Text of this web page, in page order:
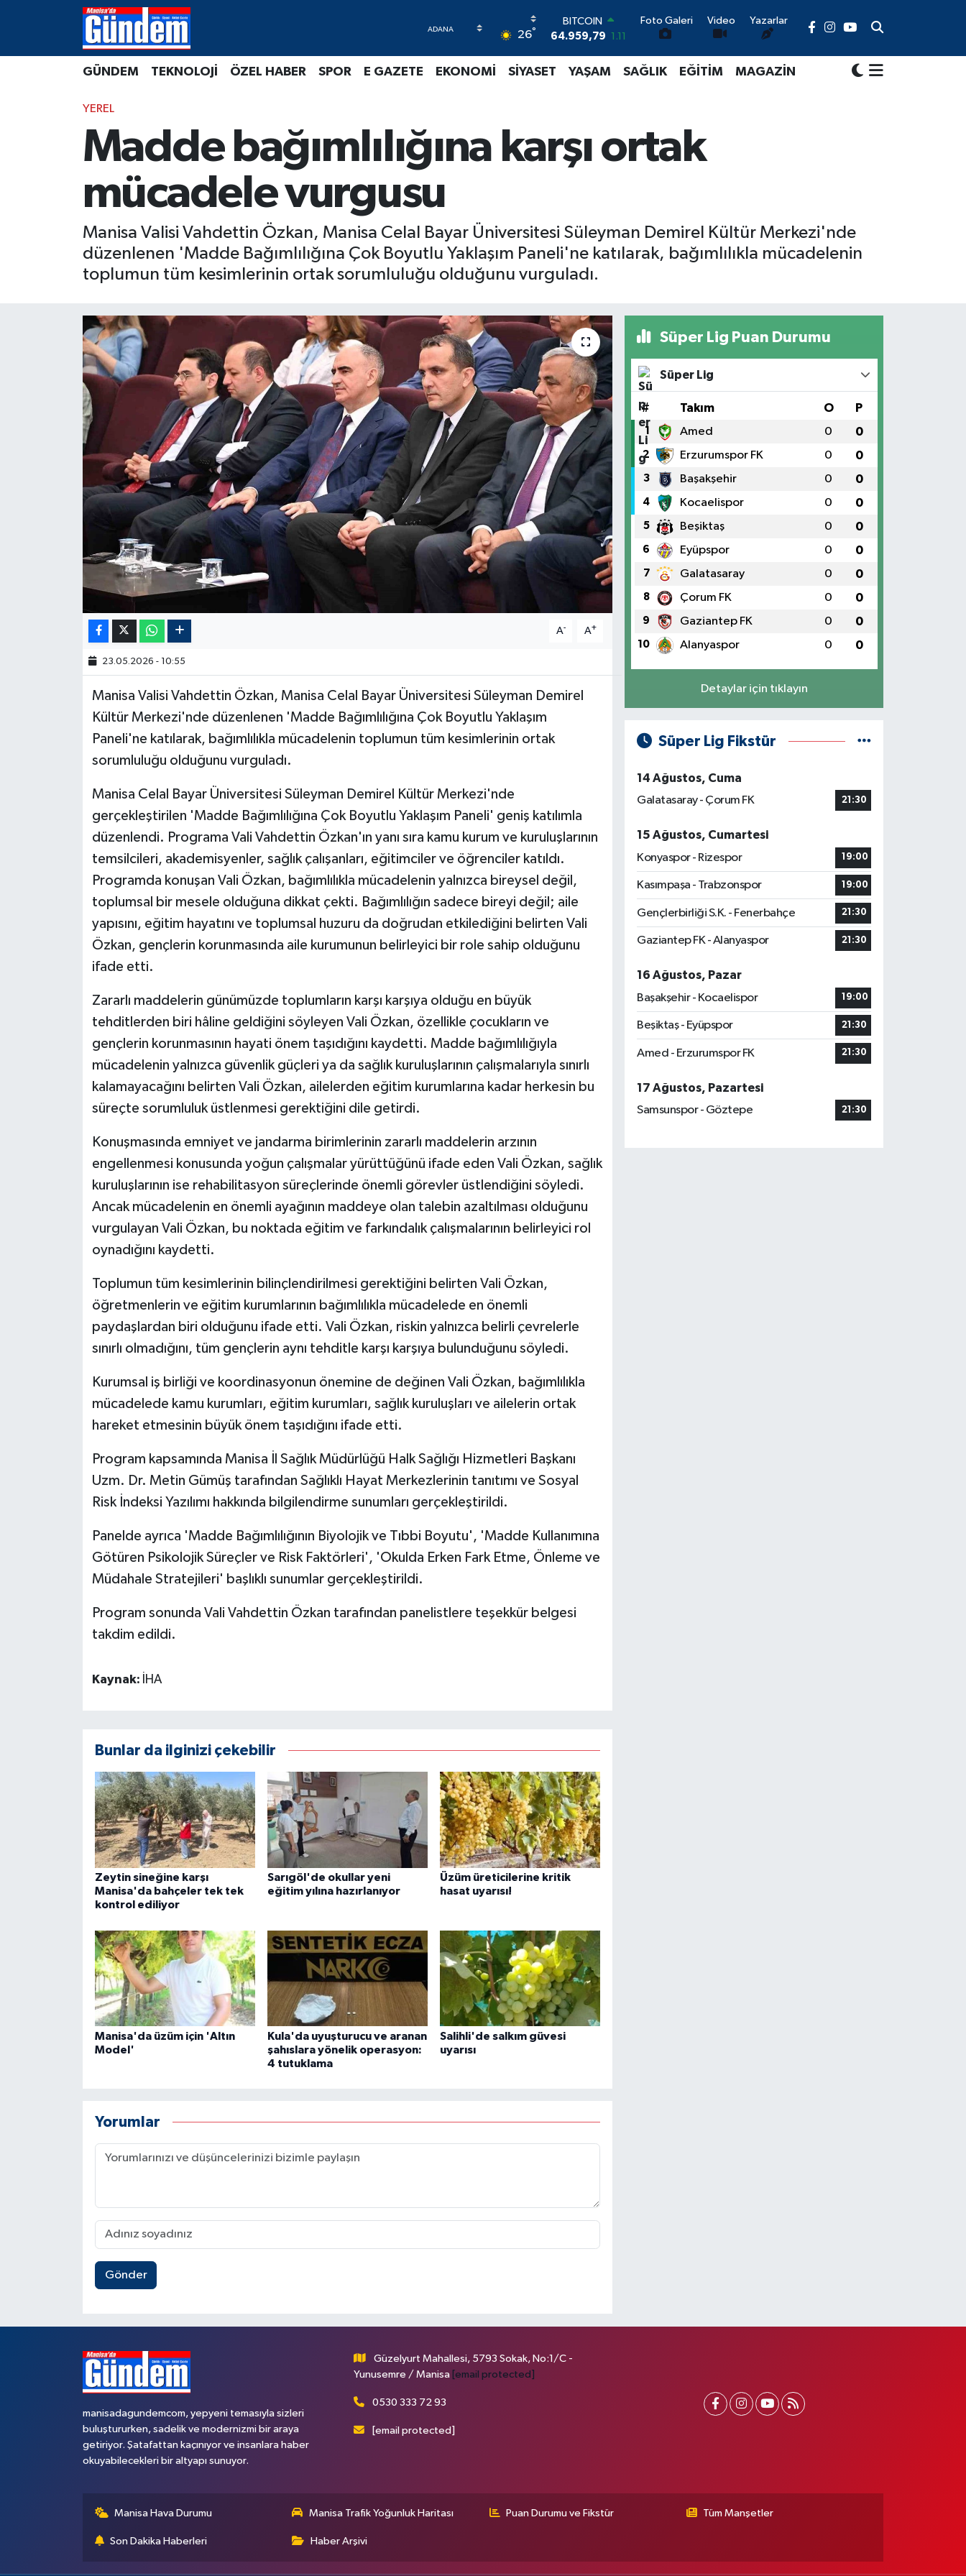
26°
DOLAR
47,7436 0.18
55,2510 0.32
BİST100
13.779
-14
Foto Galeri Video Yazarlar
GÜNDEM TEKNOLOJİ ÖZEL HABER SPOR E GAZETE EKONOMİ SİYASET YAŞAM SAĞLIK EĞİTİM MAGAZİN
YEREL
Madde bağımlılığına karşı ortak
mücadele vurgusu
Manisa Valisi Vahdettin Özkan, Manisa Celal Bayar Üniversitesi Süleyman Demirel Kültür Merkezi'nde
düzenlenen 'Madde Bağımlılığına Çok Boyutlu Yaklaşım Paneli'ne katılarak, bağımlılıkla mücadelenin
toplumun tüm kesimlerinin ortak sorumluluğu olduğunu vurguladı.
A- A+
23.05.2026 - 10:55
Manisa Valisi Vahdettin Özkan, Manisa Celal Bayar Üniversitesi Süleyman Demirel
Kültür Merkezi'nde düzenlenen 'Madde Bağımlılığına Çok Boyutlu Yaklaşım
Paneli'ne katılarak, bağımlılıkla mücadelenin toplumun tüm kesimlerinin ortak
sorumluluğu olduğunu vurguladı.
Manisa Celal Bayar Üniversitesi Süleyman Demirel Kültür Merkezi'nde
gerçekleştirilen 'Madde Bağımlılığına Çok Boyutlu Yaklaşım Paneli' geniş katılımla
düzenlendi. Programa Vali Vahdettin Özkan'ın yanı sıra kamu kurum ve kuruluşlarının
temsilcileri, akademisyenler, sağlık çalışanları, eğitimciler ve öğrenciler katıldı.
Programda konuşan Vali Özkan, bağımlılıkla mücadelenin yalnızca bireysel değil,
toplumsal bir mesele olduğuna dikkat çekti. Bağımlılığın sadece bireyi değil; aile
yapısını, eğitim hayatını ve toplumsal huzuru da doğrudan etkilediğini belirten Vali
Özkan, gençlerin korunmasında aile kurumunun belirleyici bir role sahip olduğunu
ifade etti.
Zararlı maddelerin günümüzde toplumların karşı karşıya olduğu en büyük
tehditlerden biri hâline geldiğini söyleyen Vali Özkan, özellikle çocukların ve
gençlerin korunmasının hayati önem taşıdığını kaydetti. Madde bağımlılığıyla
mücadelenin yalnızca güvenlik güçleri ya da sağlık kuruluşlarının çalışmalarıyla sınırlı
kalamayacağını belirten Vali Özkan, ailelerden eğitim kurumlarına kadar herkesin bu
süreçte sorumluluk üstlenmesi gerektiğini dile getirdi.
Konuşmasında emniyet ve jandarma birimlerinin zararlı maddelerin arzının
engellenmesi konusunda yoğun çalışmalar yürüttüğünü ifade eden Vali Özkan, sağlık
kuruluşlarının ise rehabilitasyon süreçlerinde önemli görevler üstlendiğini söyledi.
Ancak mücadelenin en önemli ayağının maddeye olan talebin azaltılması olduğunu
vurgulayan Vali Özkan, bu noktada eğitim ve farkındalık çalışmalarının belirleyici rol
oynadığını kaydetti.
Toplumun tüm kesimlerinin bilinçlendirilmesi gerektiğini belirten Vali Özkan,
öğretmenlerin ve eğitim kurumlarının bağımlılıkla mücadelede en önemli
paydaşlardan biri olduğunu ifade etti. Vali Özkan, riskin yalnızca belirli çevrelerle
sınırlı olmadığını, tüm gençlerin aynı tehditle karşı karşıya bulunduğunu söyledi.
Kurumsal iş birliği ve koordinasyonun önemine de değinen Vali Özkan, bağımlılıkla
mücadelede kamu kurumları, eğitim kurumları, sağlık kuruluşları ve ailelerin ortak
hareket etmesinin büyük önem taşıdığını ifade etti.
Program kapsamında Manisa İl Sağlık Müdürlüğü Halk Sağlığı Hizmetleri Başkanı
Uzm. Dr. Metin Gümüş tarafından Sağlıklı Hayat Merkezlerinin tanıtımı ve Sosyal
Risk İndeksi Yazılımı hakkında bilgilendirme sunumları gerçekleştirildi.
Panelde ayrıca 'Madde Bağımlılığının Biyolojik ve Tıbbi Boyutu', 'Madde Kullanımına
Götüren Psikolojik Süreçler ve Risk Faktörleri', 'Okulda Erken Fark Etme, Önleme ve
Müdahale Stratejileri' başlıklı sunumlar gerçekleştirildi.
Program sonunda Vali Vahdettin Özkan tarafından panelistlere teşekkür belgesi
takdim edildi.
Kaynak: İHA
Bunlar da ilginizi çekebilir
Zeytin sineğine karşı
Manisa'da bahçeler tek tek
kontrol ediliyor
Sarıgöl'de okullar yeni
eğitim yılına hazırlanıyor
Üzüm üreticilerine kritik
hasat uyarısı!
Manisa'da üzüm için 'Altın
Model'
Kula'da uyuşturucu ve aranan
şahıslara yönelik operasyon:
4 tutuklama
Salihli'de salkım güvesi
uyarısı
Yorumlar
Gönder
Süper Lig Puan Durumu
Süper Lig
# Takım O P
1 Amed 0 0
2 Erzurumspor FK 0 0
3 Başakşehir 0 0
4 Kocaelispor 0 0
5 Beşiktaş 0 0
6 Eyüpspor 0 0
7 Galatasaray 0 0
8 Çorum FK 0 0
9 Gaziantep FK 0 0
10 Alanyaspor 0 0
Detaylar için tıklayın
Süper Lig Fikstür
14 Ağustos, Cuma
Galatasaray - Çorum FK
21:30
15 Ağustos, Cumartesi
Konyaspor - Rizespor
19:00
Kasımpaşa - Trabzonspor 19:00
Gençlerbirliği S.K. - Fenerbahçe 21:30
Gaziantep FK - Alanyaspor 21:30
16 Ağustos, Pazar
Başakşehir - Kocaelispor
19:00
Beşiktaş - Eyüpspor 21:30
Amed - Erzurumspor FK 21:30
17 Ağustos, Pazartesi
Samsunspor - Göztepe
21:30
manisadagundemcom, yepyeni temasıyla sizleri
buluştururken, sadelik ve modernizmi bir araya
getiriyor. Şatafattan kaçınıyor ve insanlara haber
okuyabilecekleri bir altyapı sunuyor.
Güzelyurt Mahallesi, 5793 Sokak, No:1/C -
Yunusemre / Manisa [email protected]
0530 333 72 93
[email protected]
Manisa Hava Durumu Manisa Trafik Yoğunluk Haritası Puan Durumu ve Fikstür Tüm Manşetler
Son Dakika Haberleri Haber Arşivi
Manisa Hava Durumu
Süper Lig Puan Durumu ve Fikstür
Tüm Manşetler
Son Dakika Haberleri
Haber Arşivi